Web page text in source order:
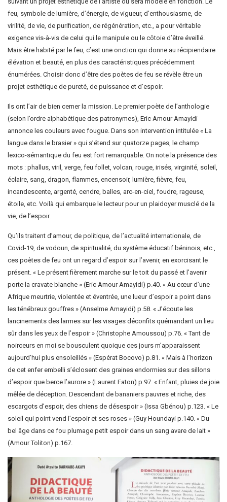
feu, symbole de lumière, d’énergie, de vigueur, d’enthousiasme, de
virilité, de vie, de purification, de régénération, etc., a pour véritable
exigence vis-à-vis de celui qui le manipule ou le côtoie d’être éveillé.
Mais être habité par le feu, c’est une onction qui donne au récipiendaire
élévation et beauté, en plus des caractéristiques précédemment
énumérées. Choisir donc d’être des poètes de feu se révèle être un
projet esthétique de pureté, de puissance et d’espoir.
Ils ont l’air de bien cerner la mission. Le premier poète de l’anthologie
(selon l’ordre alphabétique des patronymes), Eric Amour Amayidi
annonce les couleurs avec fougue. Dans son intervention intitulée « La
langue dans le brasier » qui s’étend sur quatorze pages, le champ
lexico-sémantique du feu est fort remarquable. On note la présence des
mots : phallus, viril, verge, feu follet, volcan, rouge, irisés, virginité, soleil,
éclaire, sang, dragon, flammes, encensoir, lumière, fièvre, feu,
incandescente, argenté, cendre, balles, arc-en-ciel, foudre, rageuse,
étoile, etc. Voilà qui embarque le lecteur pour un plaidoyer musclé de la
vie, de l’espoir.
Qu’ils traitent d’amour, de politique, de l’actualité internationale, de
Covid-19, de vodoun, de spiritualité, du système éducatif béninois, etc.,
ces poètes de feu ont un regard d’espoir sur l’avenir, en exorcisant le
présent. « Le présent fièrement marche sur le toit du passé et l’avenir
porte la cravate blanche » (Eric Amour Amayidi) p.40. « Au cœur d’une
Afrique meurtrie, violentée et éventrée, une lueur d’espoir a point dans
les ténébreux gouffres » (Anselme Amayidi) p.58. « J’écoute les
lancinements des larmes sur les visages déconfits quémandant un lieu
sûr dans les yeux de l’espoir » (Christophe Amoussou) p.76. « Tant de
noirceurs en moi se bousculent quoique ces jours m’apparaissent
aujourd’hui plus ensoleillés » (Espérat Bocovo) p.81. « Mais à l’horizon
de cet enfer embelli s’éclosent des graines endormies sur des sillons
d’espoir que berce l’aurore » (Laurent Faton) p.97. « Enfant, pluies de joie
mêlée de déception. Descendant de bananiers pauvres et riche, des
escargots d’espoir, des chiens de désespoir » (Issa Gbénou) p.123. « Le
soleil qui point vend l’espoir et ses roses » (Guy Houndayi p.140. « Du
bel âge dans ce fou plumage petit espoir dans un sang avare de lait »
(Amour Toliton) p.167.